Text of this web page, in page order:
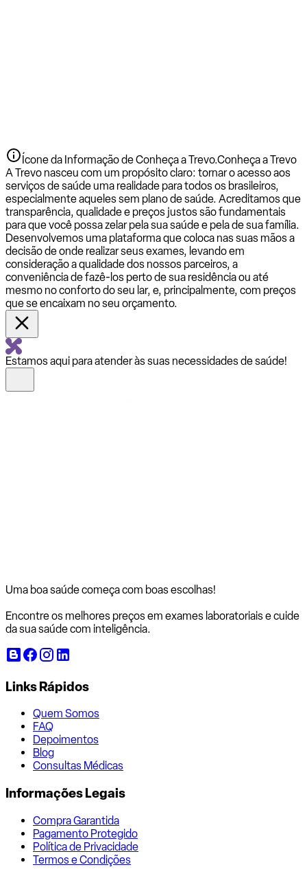
Ícone da Informação de Conheça a Trevo.Conheça a Trevo
A Trevo nasceu com um propósito claro: tornar o acesso aos
serviços de saúde uma realidade para todos os brasileiros,
especialmente aqueles sem plano de saúde. Acreditamos que
transparência, qualidade e preços justos são fundamentais
para que você possa zelar pela sua saúde e pela de sua família.
Desenvolvemos uma plataforma que coloca nas suas mãos a
decisão de onde realizar seus exames, levando em
consideração a qualidade dos nossos parceiros, a
conveniência de fazê-los perto de sua residência ou até
mesmo no conforto do seu lar, e, principalmente, com preços
que se encaixam no seu orçamento.
Estamos aqui para atender às suas necessidades de saúde!
Uma boa saúde começa com boas escolhas!
Encontre os melhores preços em exames laboratoriais e cuide
da sua saúde com inteligência.
Links Rápidos
Quem Somos
FAQ
Depoimentos
Blog
Consultas Médicas
Informações Legais
Compra Garantida
Pagamento Protegido
Política de Privacidade
Termos e Condições